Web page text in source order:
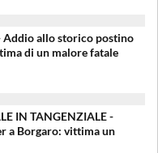
Addio allo storico postino
di un malore fatale
IN TANGENZIALE -
a Borgaro: vittima un